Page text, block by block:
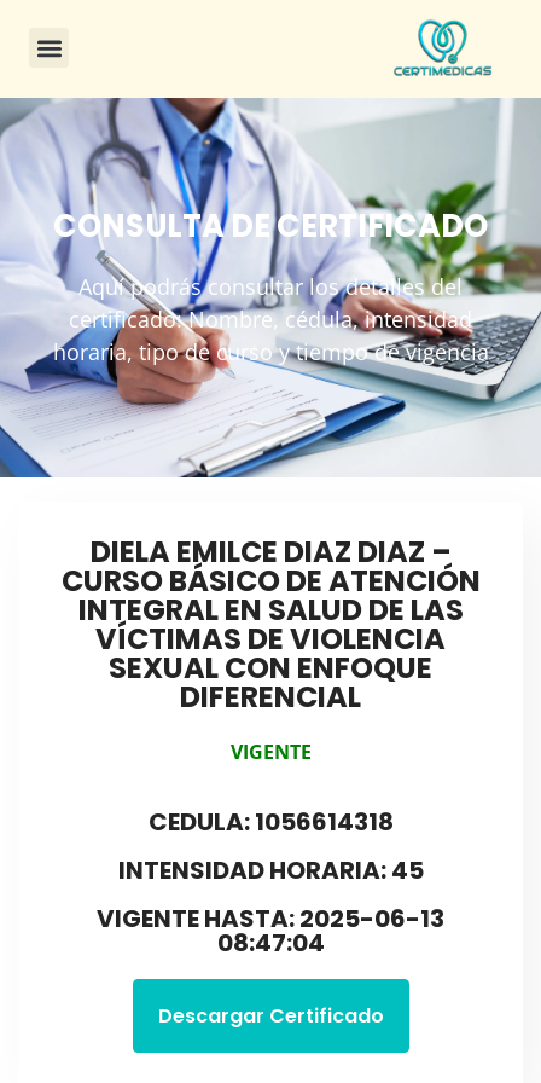
CONSULTA DE CERTIFICADO
Aquí podrás consultar los detalles del
certificado: Nombre, cédula, intensidad
horaria, tipo de curso y tiempo de vigencia
DIELA EMILCE DIAZ DIAZ –
CURSO BÁSICO DE ATENCIÓN
INTEGRAL EN SALUD DE LAS
VÍCTIMAS DE VIOLENCIA
SEXUAL CON ENFOQUE
DIFERENCIAL
VIGENTE
CEDULA: 1056614318
INTENSIDAD HORARIA: 45
VIGENTE HASTA: 2025-06-13
08:47:04
Descargar Certificado